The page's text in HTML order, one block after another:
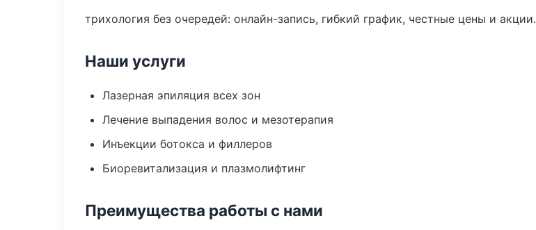
трихология без очередей: онлайн-запись, гибкий график, честные цены и акции.
Наши услуги
Лазерная эпиляция всех зон
Лечение выпадения волос и мезотерапия
Инъекции ботокса и филлеров
Биоревитализация и плазмолифтинг
Преимущества работы с нами